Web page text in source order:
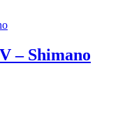
– Shimano